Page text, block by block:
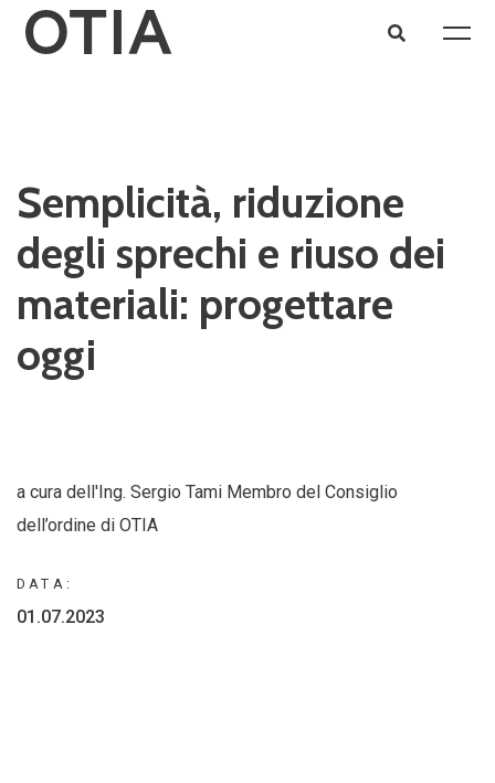
Semplicità, riduzione
degli sprechi e riuso dei
materiali: progettare
oggi
a cura dell'Ing. Sergio Tami Membro del Consiglio
dell’ordine di OTIA
DATA:
01.07.2023